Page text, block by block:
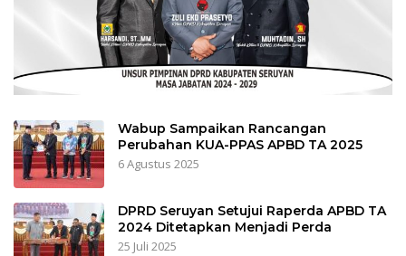
Wabup Sampaikan Rancangan
Perubahan KUA-PPAS APBD TA 2025
6 Agustus 2025
DPRD Seruyan Setujui Raperda APBD TA
2024 Ditetapkan Menjadi Perda
25 Juli 2025